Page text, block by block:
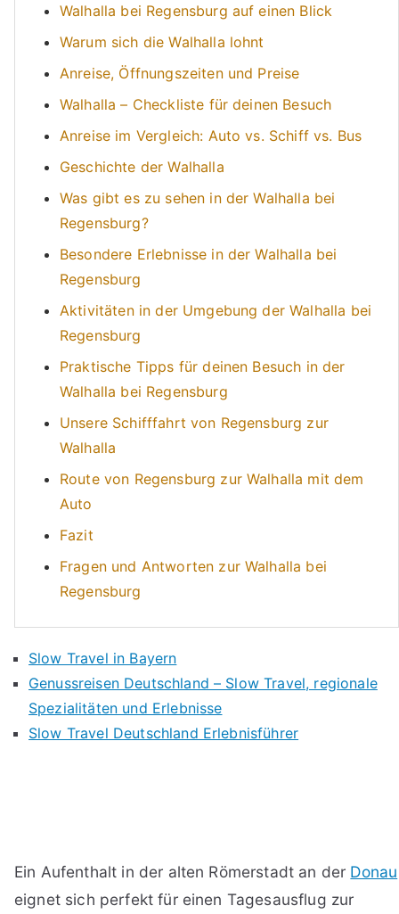
Walhalla bei Regensburg auf einen Blick
Warum sich die Walhalla lohnt
Anreise, Öffnungszeiten und Preise
Walhalla – Checkliste für deinen Besuch
Anreise im Vergleich: Auto vs. Schiff vs. Bus
Geschichte der Walhalla
Was gibt es zu sehen in der Walhalla bei
Regensburg?
Besondere Erlebnisse in der Walhalla bei
Regensburg
Aktivitäten in der Umgebung der Walhalla bei
Regensburg
Praktische Tipps für deinen Besuch in der
Walhalla bei Regensburg
Unsere Schifffahrt von Regensburg zur
Walhalla
Route von Regensburg zur Walhalla mit dem
Auto
Fazit
Fragen und Antworten zur Walhalla bei
Regensburg
Slow Travel in Bayern
Genussreisen Deutschland – Slow Travel, regionale
Spezialitäten und Erlebnisse
Slow Travel Deutschland Erlebnisführer
Ein Aufenthalt in der alten Römerstadt an der Donau
eignet sich perfekt für einen Tagesausflug zur